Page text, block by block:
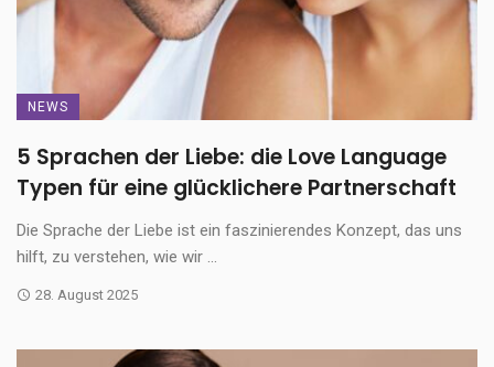
NEWS
5 Sprachen der Liebe: die Love Language
Typen für eine glücklichere Partnerschaft
Die Sprache der Liebe ist ein faszinierendes Konzept, das uns
hilft, zu verstehen, wie wir ...
28. August 2025